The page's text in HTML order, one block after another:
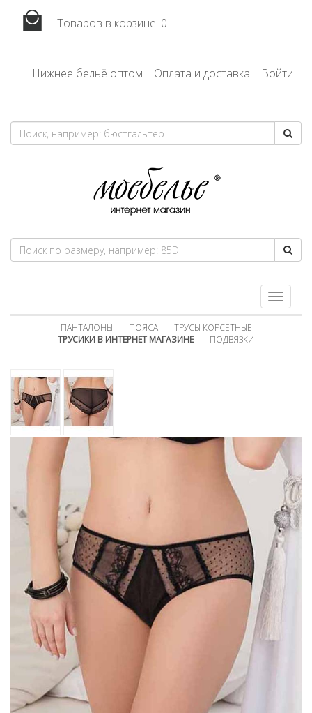
Товаров в корзине: 0
Нижнее бельё оптом Оплата и доставка Войти
Toggle
navigation
ПАНТАЛОНЫ
ПОЯСА
ТРУСЫ КОРСЕТНЫЕ
ТРУСИКИ В ИНТЕРНЕТ МАГАЗИНЕ
ПОДВЯЗКИ